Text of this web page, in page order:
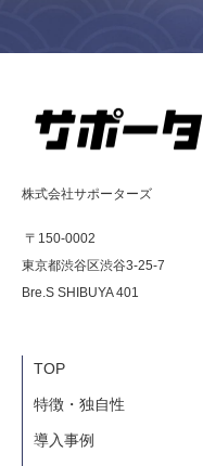
株式会社サポーターズ
〒150-0002
東京都渋谷区渋谷3-25-7
Bre.S SHIBUYA 401
TOP
特徴・独自性
導入事例